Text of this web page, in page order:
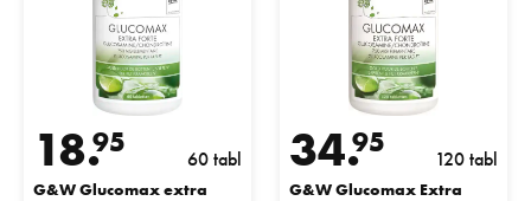
18.
95 60 tabl
G&W Glucomax extra
34.
95 120 tabl
G&W Glucomax Extra